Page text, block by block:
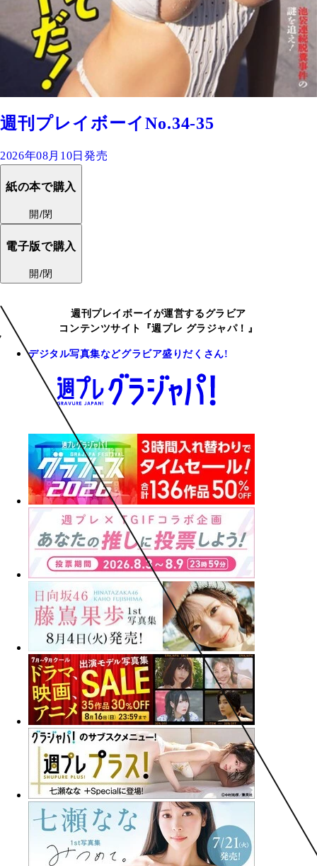
週刊プレイボーイNo.34-35
2026年08月10日発売
紙の本で購入
開/閉
電子版で購入
開/閉
週刊プレイボーイが運営するグラビア
コンテンツサイト『週プレ グラジャパ！』
デジタル写真集などグラビア盛りだくさん!